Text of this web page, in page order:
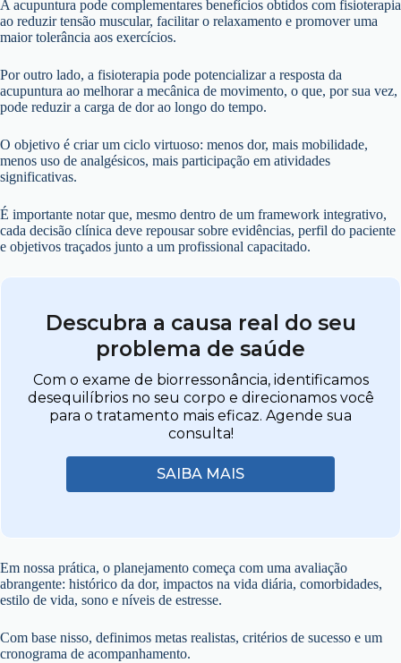
A acupuntura pode complementares benefícios obtidos com fisioterapia
ao reduzir tensão muscular, facilitar o relaxamento e promover uma
maior tolerância aos exercícios.
Por outro lado, a fisioterapia pode potencializar a resposta da
acupuntura ao melhorar a mecânica de movimento, o que, por sua vez,
pode reduzir a carga de dor ao longo do tempo.
O objetivo é criar um ciclo virtuoso: menos dor, mais mobilidade,
menos uso de analgésicos, mais participação em atividades
significativas.
É importante notar que, mesmo dentro de um framework integrativo,
cada decisão clínica deve repousar sobre evidências, perfil do paciente
e objetivos traçados junto a um profissional capacitado.
Descubra a causa real do seu
problema de saúde
Com o exame de biorressonância, identificamos
desequilíbrios no seu corpo e direcionamos você
para o tratamento mais eficaz. Agende sua
consulta!
SAIBA MAIS
Em nossa prática, o planejamento começa com uma avaliação
abrangente: histórico da dor, impactos na vida diária, comorbidades,
estilo de vida, sono e níveis de estresse.
Com base nisso, definimos metas realistas, critérios de sucesso e um
cronograma de acompanhamento.